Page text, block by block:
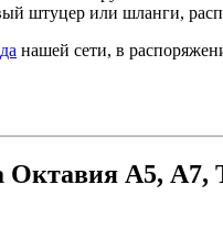
штуцер или шланги,
нашей сети, в
Октавия А5, А7,